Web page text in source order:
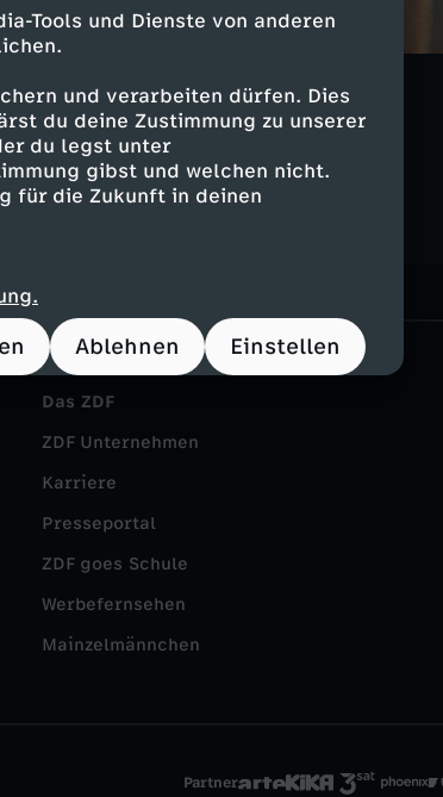
Tools und Dienste von anderen
und verarbeiten dürfen. Dies
du deine Zustimmung zu unserer
du legst unter
gibst und welchen nicht.
für die Zukunft in deinen
Ablehnen Einstellen
FSK 0
Das ZDF
ZDF Unternehmen
Karriere
Presseportal
ZDF goes Schule
Werbefernsehen
Mainzelmännchen
Partner